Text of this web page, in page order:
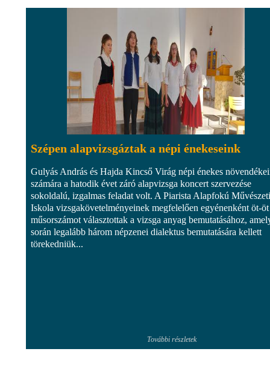
Szépen alapvizsgáztak a népi énekeseink
Gulyás András és Hajda Kincső Virág népi énekes
számára a hatodik évet záró alapvizsga koncert szervezése
sokoldalú, izgalmas feladat volt. A Piarista Alapfokú Művészeti
Iskola vizsgakövetelményeinek megfelelően egyénenként öt-öt
műsorszámot választottak a vizsga anyag bemutatásához,
során legalább három népzenei dialektus bemutatására kellett
törekedniük...
További részletek